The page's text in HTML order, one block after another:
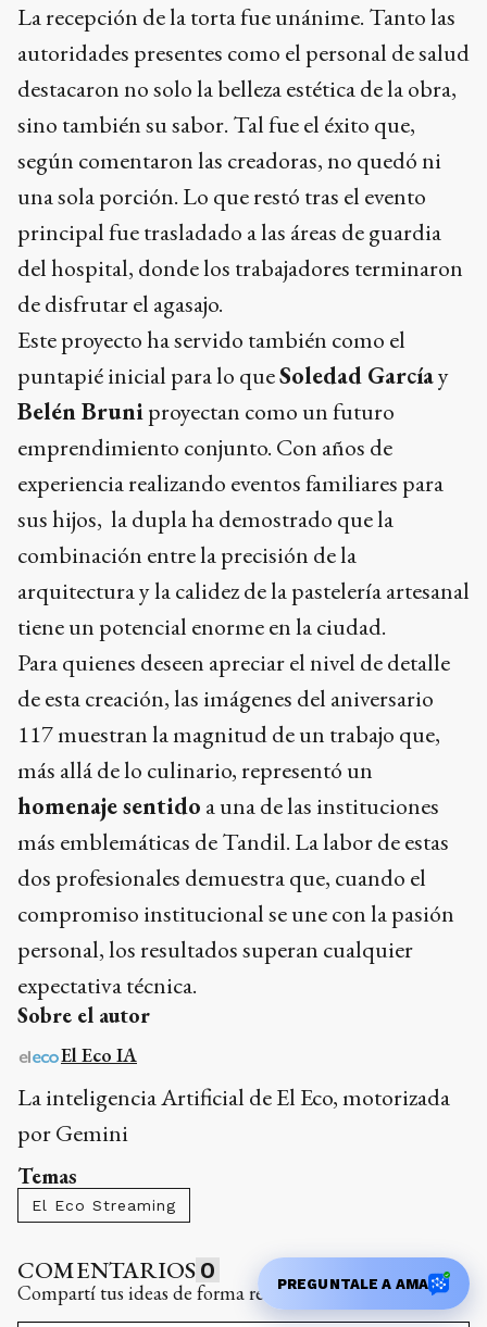
La recepción de la torta fue unánime. Tanto las
autoridades presentes como el personal de salud
destacaron no solo la belleza estética de la obra,
sino también su sabor. Tal fue el éxito que,
según comentaron las creadoras, no quedó ni
una sola porción. Lo que restó tras el evento
principal fue trasladado a las áreas de guardia
del hospital, donde los trabajadores terminaron
de disfrutar el agasajo.
Este proyecto ha servido también como el
puntapié inicial para lo queSoledad Garcíay
Belén Bruniproyectan como un futuro
emprendimiento conjunto. Con años de
experiencia realizando eventos familiares para
sus hijos, la dupla ha demostrado que la
combinación entre la precisión de la
arquitectura y la calidez de la pastelería artesanal
tiene un potencial enorme en la ciudad.
Para quienes deseen apreciar el nivel de detalle
de esta creación, las imágenes del aniversario
117 muestran la magnitud de un trabajo que,
más allá de lo culinario, representó un
homenaje sentido a una de las instituciones
más emblemáticas de Tandil. La labor de estas
dos profesionales demuestra que, cuando el
compromiso institucional se une con la pasión
personal, los resultados superan cualquier
expectativa técnica.
Sobre el autor
El Eco IA
La inteligencia Artificial de El Eco, motorizada
por Gemini
Temas
El Eco Streaming
COMENTARIOS 0
Compartí tus ideas de forma responsable y respetuosa.
PREGUNTALE A AMA